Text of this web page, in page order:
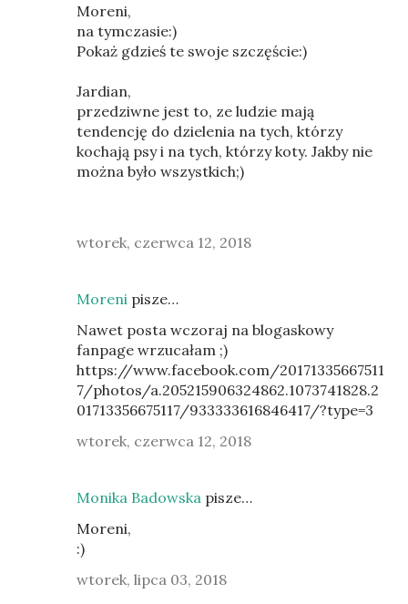
Moreni,
na tymczasie:)
Pokaż gdzieś te swoje szczęście:)
Jardian,
przedziwne jest to, ze ludzie mają
tendencję do dzielenia na tych, którzy
kochają psy i na tych, którzy koty. Jakby nie
można było wszystkich;)
wtorek, czerwca 12, 2018
Moreni pisze…
Nawet posta wczoraj na blogaskowy
fanpage wrzucałam ;)
https://www.facebook.com/20171335667511
7/photos/a.205215906324862.1073741828.2
01713356675117/933333616846417/?type=3
wtorek, czerwca 12, 2018
Monika Badowska pisze…
Moreni,
:)
wtorek, lipca 03, 2018